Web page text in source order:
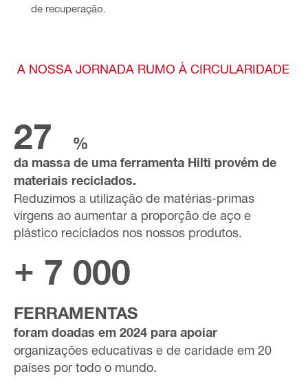
de recuperação.
A NOSSA JORNADA RUMO À CIRCULARIDADE
27 %
da massa de uma ferramenta Hilti provém de
materiais reciclados.
Reduzimos a utilização de matérias-primas
virgens ao aumentar a proporção de aço e
plástico reciclados nos nossos produtos.
+ 7 000
FERRAMENTAS
foram doadas em 2024 para apoiar
organizações educativas e de caridade em 20
países por todo o mundo.